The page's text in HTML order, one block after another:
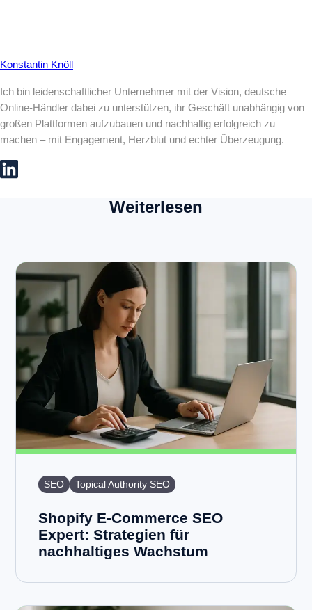
Konstantin Knöll
Ich bin leidenschaftlicher Unternehmer mit der Vision, deutsche
Online-Händler dabei zu unterstützen, ihr Geschäft unabhängig von
großen Plattformen aufzubauen und nachhaltig erfolgreich zu
machen – mit Engagement, Herzblut und echter Überzeugung.
Weiterlesen
SEO Topical Authority SEO
Shopify E-Commerce SEO
Expert: Strategien für
nachhaltiges Wachstum